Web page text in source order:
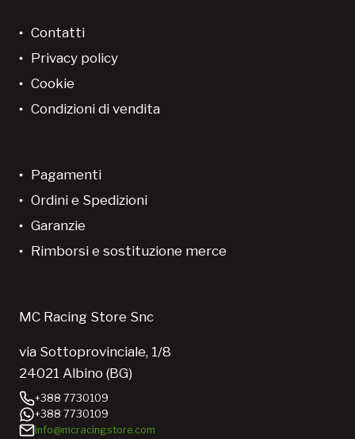
Contatti
Privacy policy
Cookie
Condizioni di vendita
Pagamenti
Ordini e Spedizioni
Garanzie
Rimborsi e sostituzione merce
MC Racing Store Snc
via Sottoprovinciale, 1/8
24021 Albino (BG)
+388 7730109
+388 7730109
info@mcracingstore.com